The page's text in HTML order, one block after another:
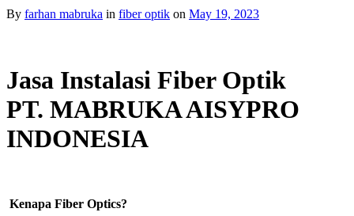
By farhan mabruka in fiber optik on May 19, 2023
Jasa Instalasi Fiber Optik
PT. MABRUKA AISYPRO
INDONESIA
Kenapa Fiber Optics?